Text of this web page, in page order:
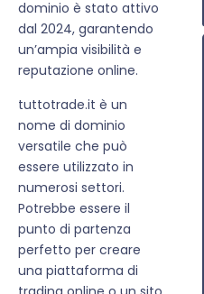
dominio è stato attivo
dal 2024, garantendo
un’ampia visibilità e
reputazione online.
tuttotrade.it è un
nome di dominio
versatile che può
essere utilizzato in
numerosi settori.
Potrebbe essere il
punto di partenza
perfetto per creare
una piattaforma di